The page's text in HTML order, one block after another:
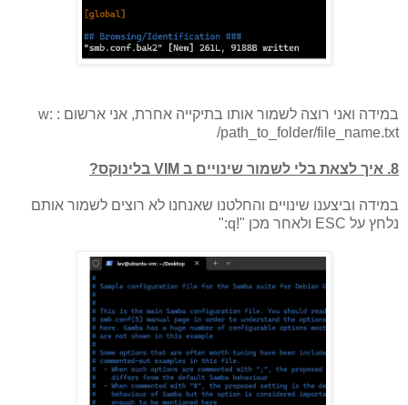
במידה ואני רוצה לשמור אותו בתיקייה אחרת, אני ארשום : :w
/path_to_folder/file_name.txt
8. איך לצאת בלי לשמור שינויים ב VIM בלינוקס?
במידה וביצענו שינויים והחלטנו שאנחנו לא רוצים לשמור אותם
נלחץ על ESC ולאחר מכן "!q:"